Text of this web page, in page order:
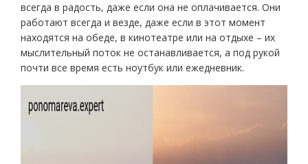
всегда в радость, даже если она не оплачивается. Они
работают всегда и везде, даже если в этот момент
находятся на обеде, в кинотеатре или на отдыхе – их
мыслительный поток не останавливается, а под рукой
почти все время есть ноутбук или ежедневник.